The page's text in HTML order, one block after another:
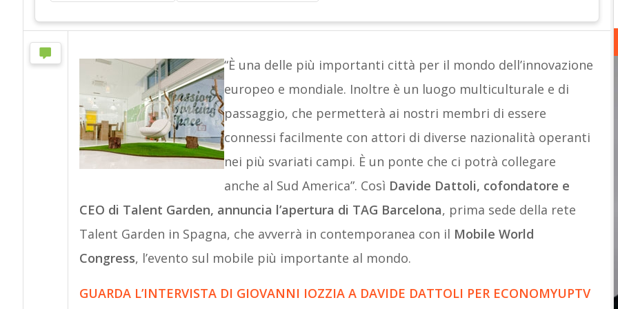
“È una delle più importanti città per il mondo dell’innovazione
europeo e mondiale. Inoltre è un luogo multiculturale e di
passaggio, che permetterà ai nostri membri di essere
connessi facilmente con attori di diverse nazionalità operanti
nei più svariati campi. È un ponte che ci potrà collegare
anche al Sud America”. Così Davide Dattoli, cofondatore e
CEO di Talent Garden, annuncia l’apertura di TAG Barcelona, prima sede della rete
Talent Garden in Spagna, che avverrà in contemporanea con il Mobile World
Congress, l’evento sul mobile più importante al mondo.
GUARDA L’INTERVISTA DI GIOVANNI IOZZIA A DAVIDE DATTOLI PER ECONOMYUPTV